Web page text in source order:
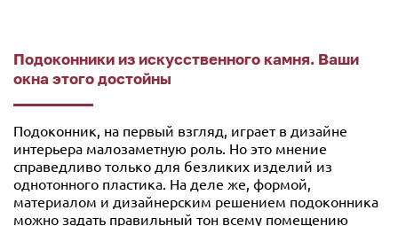
Подоконники из искусственного камня. Ваши
окна этого достойны
Подоконник, на первый взгляд, играет в дизайне
интерьера малозаметную роль. Но это мнение
справедливо только для безликих изделий из
однотонного пластика. На деле же, формой,
материалом и дизайнерским решением подоконника
можно задать правильный тон всему помещению